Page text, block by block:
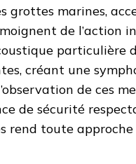
grottes marines,
de l’action
particulière
créant une
de ces
de sécurité
rend toute